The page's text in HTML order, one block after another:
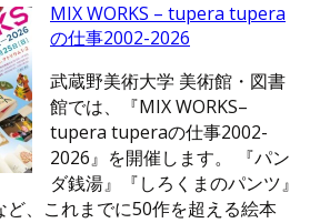
MIX WORKS – tupera tupera
の仕事2002-2026
武蔵野美術大学 美術館・図書
館では、『MIX WORKS–
tupera tuperaの仕事2002-
2026』を開催します。 『パン
ダ銭湯』『しろくまのパンツ』
ど、これまでに50作を超える絵本